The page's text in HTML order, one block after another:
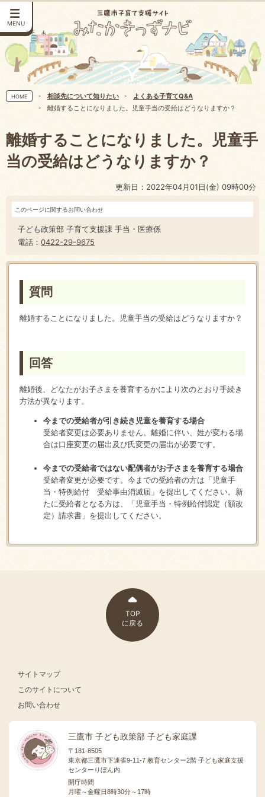
MENU
HOME 相談先について知りたい
よくある子育てQ&A
離婚することになりました。児童手当の受給はどうなりますか？
離婚することになりました。児童手
当の受給はどうなりますか？
更新日：2022年04月01日(金) 09時00分
このページに関するお問い合わせ
子ども政策部 子育て支援課 手当・医療係
電話： 0422-29-9675
質問
離婚することになりました。児童手当の受給はどうなりますか？
回答
離婚後、どなたがお子さまを養育するかにより次のとおり手続き
方法が異なります。
今までの受給者が引き続き児童を養育する場合
受給者変更は必要ありません。離婚に伴い、姓が変わる場
合は口座変更の届出及び氏変更の届出が必要です。
今までの受給者ではない配偶者がお子さまを養育する場合
受給者変更が必要です。今までの受給者の方は「児童手
当・特例給付 受給事由消滅届」を提出してください。新
たに受給者となる方は、「児童手当・特例給付認定（額改
定）請求書」を提出してください。
TOP
に戻る
サイトマップ
このサイトについて
お問い合わせ
三鷹市 子ども政策部 子ども家庭課
〒181-8505
東京都三鷹市下連雀9-11-7 教育センター2階 子ども家庭支援
センターりぼん内
開庁時間
月曜～金曜日8時30分～17時